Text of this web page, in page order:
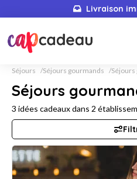
Livraison
Séjours Séjours gourmands
Séjours
3 idées cadeaux dans 2